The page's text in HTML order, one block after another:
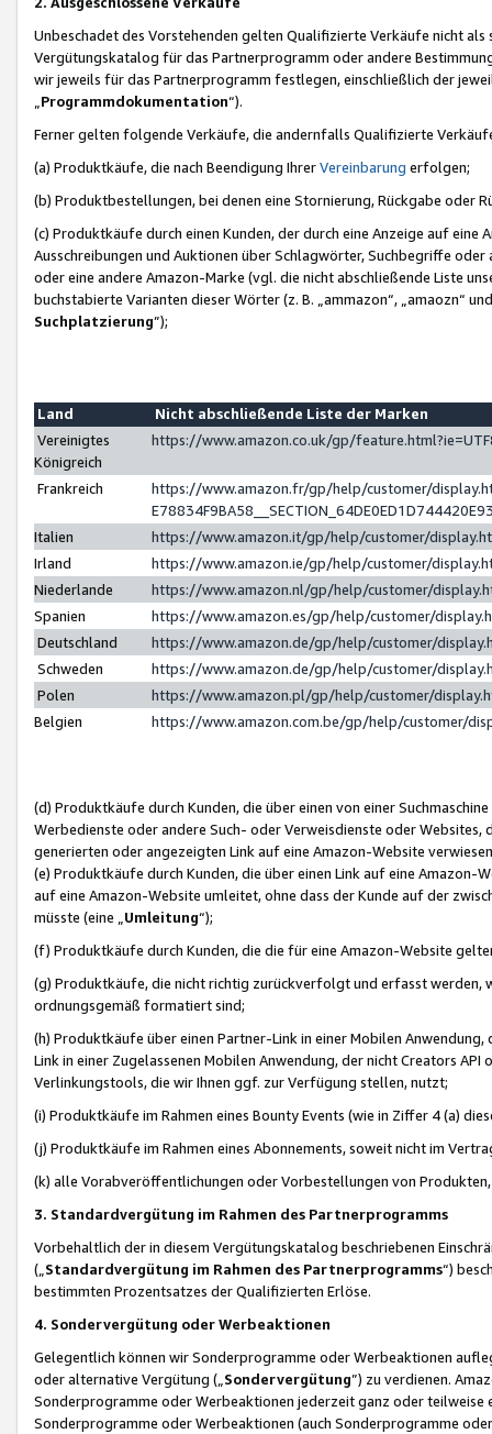
Unbeschadet des Vorstehenden gelten Qualifizierte Verkäufe nicht
Vergütungskatalog für das Partnerprogramm oder andere
wir jeweils für das Partnerprogramm festlegen, einschließlich der
Programmdokumentation“).
Ferner gelten folgende Verkäufe, die andernfalls Qualifizierte
(a) Produktkäufe, die nach Beendigung IhrerVereinbarung erfolgen;
(b) Produktbestellungen, bei denen eine Stornierung, Rückgabe oder
(c) Produktkäufe durch einen Kunden, der durch eine Anzeige auf
Ausschreibungen und Auktionen über Schlagwörter, Suchbegriffe
oder eine andere Amazon-Marke (vgl. die nicht abschließende Liste
buchstabierte Varianten dieser Wörter (z. B. „ammazon“, „amaozn“
Suchplatzierung”);
Land
Nicht abschließende Liste der Marken
Vereinigtes
Königreich
https://www.amazon.co.uk/gp/
Frankreich
https://www.amazon.fr/gp/help/customer/
Italien
https://www.amazon.it/gp/help/customer/
Irland
https://www.amazon.ie/gp/help/customer/
Niederlande
https://www.amazon.nl/gp/help/customer/
Spanien
https://www.amazon.es/gp/help/customer/
Deutschland
https://www.amazon.de/gp/help/customer/
Schweden
https://www.amazon.de/gp/help/customer/
Polen
https://www.amazon.pl/gp/help/customer/
Belgien
https://www.amazon.com.be/gp/help/customer/
(d) Produktkäufe durch Kunden, die über einen von einer
Werbedienste oder andere Such- oder Verweisdienste oder Websites,
generierten oder angezeigten Link auf eine Amazon-Website
(e) Produktkäufe durch Kunden, die über einen Link auf eine
auf eine Amazon-Website umleitet, ohne dass der Kunde auf der
müsste (eine „ Umleitung“);
(f) Produktkäufe durch Kunden, die die für eine Amazon-Website
(g) Produktkäufe, die nicht richtig zurückverfolgt und erfasst werden,
ordnungsgemäß formatiert sind;
(h) Produktkäufe über einen Partner-Link in einer Mobilen
Link in einer Zugelassenen Mobilen Anwendung, der nicht Creators
Verlinkungstools, die wir Ihnen ggf. zur Verfügung stellen, nutzt;
(i) Produktkäufe im Rahmen eines Bounty Events (wie in Ziffer 4 (a)
(j) Produktkäufe im Rahmen eines Abonnements, soweit nicht im
(k) alle Vorabveröffentlichungen oder Vorbestellungen von
3. Standardvergütung im Rahmen des Partnerprogramms
Vorbehaltlich der in diesem Vergütungskatalog beschriebenen
(„ Standardvergütung im Rahmen des Partnerprogramms“)
bestimmten Prozentsatzes der Qualifizierten Erlöse.
4. Sondervergütung oder Werbeaktionen
Gelegentlich können wir Sonderprogramme oder Werbeaktionen
oder alternative Vergütung („ Sondervergütung”) zu verdienen.
Sonderprogramme oder Werbeaktionen jederzeit ganz oder
Sonderprogramme oder Werbeaktionen (auch Sonderprogramme